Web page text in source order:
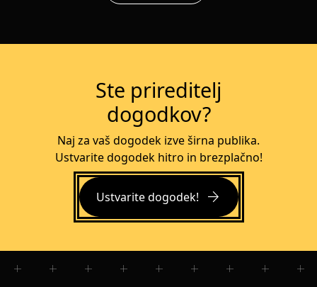
Ste prireditelj
dogodkov?
Naj za vaš dogodek izve širna publika.
Ustvarite dogodek hitro in brezplačno!
Ustvarite dogodek! arrow_forward